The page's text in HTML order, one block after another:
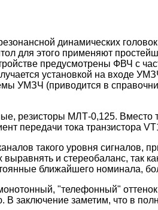
динамических
для этого применяют
предусмотрены ФВЧ с
установкой на входе
УМЗЧ (приводится в
резисторы МЛТ-0,125. Вместо
передачи тока транзистора
такого уровня сигналов,
и стереобаланс, так
ближайшего номинала,
"телефонный"
заключение заметим, что в